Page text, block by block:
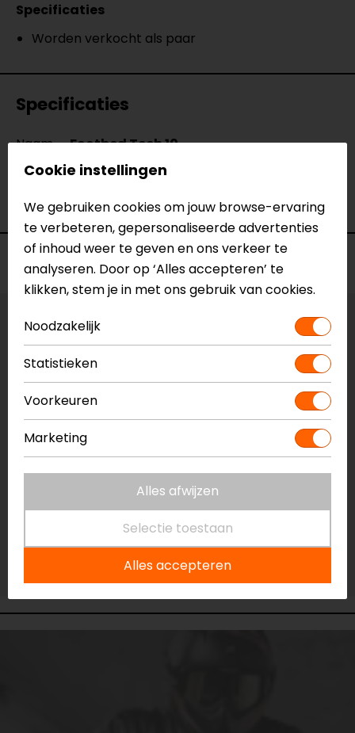
Specificaties
Worden verkocht als paar
Specificaties
Naam
Footbed Tech 10
Model
25FUT14
Alpinestars
Kleur
Antraciet-Blauw-Fluor
Voorraad
Maat:13 US (EU-Maat 48)
Vestiging Apeldoorn
Niet op voorraad
Vestiging Breda
Niet op voorraad
Vestiging Capelle a/d IJssel
Vestiging Eindhoven
Cookie instellingen
We gebruiken cookies om jouw browse-ervaring
te verbeteren, gepersonaliseerde advertenties
of inhoud weer te geven en ons verkeer te
analyseren. Door op ‘Alles accepteren’ te
klikken, stem je in met ons gebruik van cookies.
Noodzakelijk
Statistieken
Voorkeuren
Marketing
Alles afwijzen
Selectie toestaan
Alles accepteren